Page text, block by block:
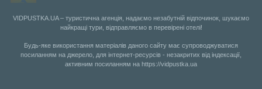
VIDPUSTKA.UA – туристична агенція, надаємо незабутній відпочинок, шукаємо
найкращі тури, відправляємо в перевірені отелі!
Будь-яке використання матеріалів даного сайту має супроводжуватися
посиланням на джерело, для інтернет-ресурсів - незакритих від індексації,
активним посиланням на https://vidpustka.ua